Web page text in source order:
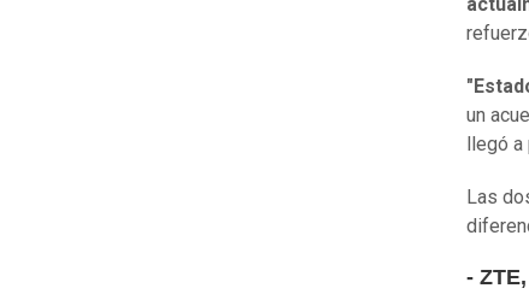
un
llegó
Las
-